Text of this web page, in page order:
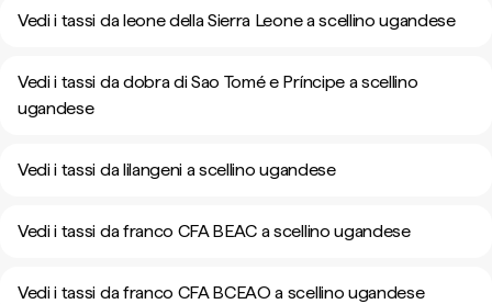
Vedi i tassi da leone della Sierra Leone a scellino ugandese
Vedi i tassi da dobra di Sao Tomé e Príncipe a scellino
ugandese
Vedi i tassi da lilangeni a scellino ugandese
Vedi i tassi da franco CFA BEAC a scellino ugandese
Vedi i tassi da franco CFA BCEAO a scellino ugandese